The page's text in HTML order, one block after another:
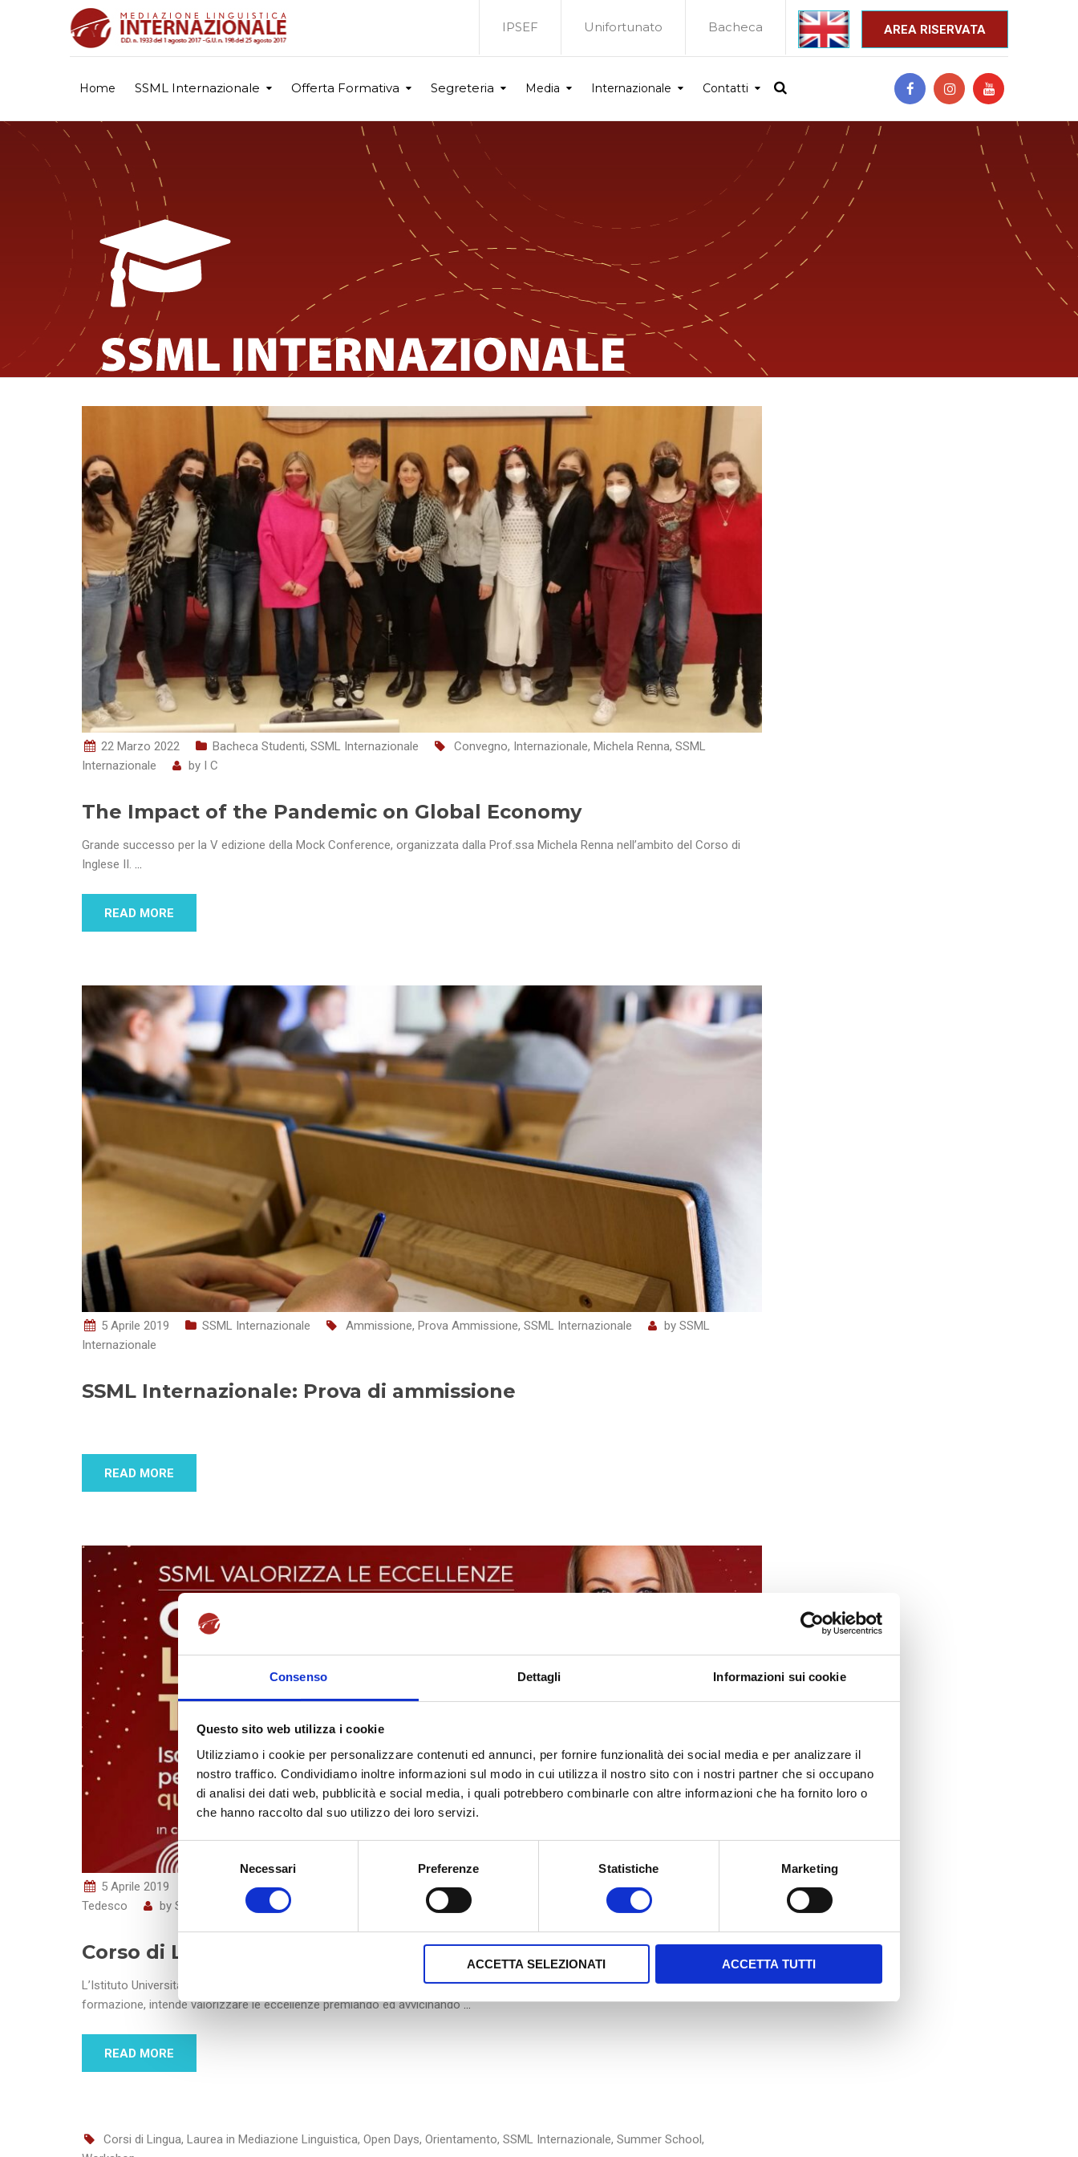
Consenso Dettagli Informazioni sui cookie
Questo sito web utilizza i cookie
Utilizziamo i cookie per personalizzare contenuti ed annunci, per fornire funzionalità dei social media e per analizzare il
nostro traffico. Condividiamo inoltre informazioni sul modo in cui utilizza il nostro sito con i nostri partner che si occupano
di analisi dei dati web, pubblicità e social media, i quali potrebbero combinarle con altre informazioni che ha fornito loro o
che hanno raccolto dal suo utilizzo dei loro servizi.
S
e
e
n
e
s
Necessari Preferenze Statistiche Marketing
ACCETTA SELEZIONATI ACCETTA TUTTI
AREA RISERVATA
_
IPSEF Unifortunato Bacheca
Home SSML Internazionale Offerta Formativa Segreteria Media Internazionale Contatti
22 Marzo 2022 Bacheca Studenti, SSML Internazionale Convegno, Internazionale, Michela Renna, SSML
Internazionale
by I C
The Impact of the Pandemic on Global Economy
Grande successo per la V edizione della Mock Conference, organizzata dalla Prof.ssa Michela Renna nell’ambito del Corso di
Inglese II. …
READ MORE
5 Aprile 2019 SSML Internazionale Ammissione, Prova Ammissione, SSML Internazionale by SSML
Internazionale
SSML Internazionale: Prova di ammissione
READ MORE
5 Aprile 2019 SSML Internazionale ,Lingua Tedesca SSML Internazionale
Tedesco
by SSML Internazionale
Corso di Lingua Tedesca in convenzione con Goethe Institut
L’Istituto Universitario “Scuola Superiore per Mediatori Linguistici – Internazionale”, nell’ambito delle attività di orientamento e
formazione, intende valorizzare le eccellenze premiando ed avvicinando…
READ MORE
Corsi di Lingua, Laurea in Mediazione Linguistica, Open Days, Orientamento, SSML Internazionale, Summer School,